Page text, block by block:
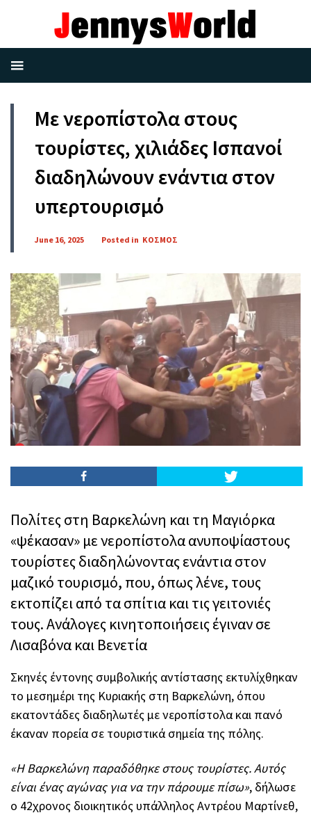
Με νεροπίστολα στους
τουρίστες, χιλιάδες Ισπανοί
διαδηλώνουν ενάντια στον
υπερτουρισμό
June 16, 2025 Posted in ΚΟΣΜΟΣ
Πολίτες στη Βαρκελώνη και τη Μαγιόρκα
«ψέκασαν» με νεροπίστολα ανυποψίαστους
τουρίστες διαδηλώνοντας ενάντια στον
μαζικό τουρισμό, που, όπως λένε, τους
εκτοπίζει από τα σπίτια και τις γειτονιές
τους. Ανάλογες κινητοποιήσεις έγιναν σε
Λισαβόνα και Βενετία
Σκηνές έντονης συμβολικής αντίστασης εκτυλίχθηκαν
το μεσημέρι της Κυριακής στη Βαρκελώνη, όπου
εκατοντάδες διαδηλωτές με νεροπίστολα και πανό
έκαναν πορεία σε τουριστικά σημεία της πόλης.
«Η Βαρκελώνη παραδόθηκε στους τουρίστες. Αυτός
είναι ένας αγώνας για να την πάρουμε πίσω», δήλωσε
ο 42χρονος διοικητικός υπάλληλος Αντρέου Μαρτίνεθ,